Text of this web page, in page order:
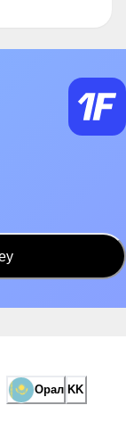
Орал KK